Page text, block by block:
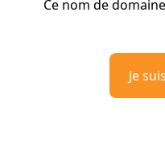
Ce nom de
Je